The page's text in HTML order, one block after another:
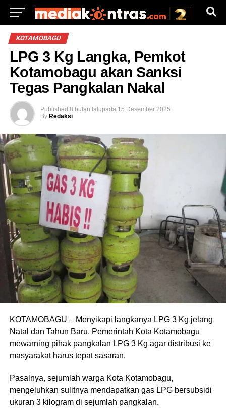
KOTAMOBAGU
LPG 3 Kg Langka, Pemkot
Kotamobagu akan Sanksi
Tegas Pangkalan Nakal
Published 8 bulan lalupada 15 Desember 2025
By Redaksi
KOTAMOBAGU – Menyikapi langkanya LPG 3 Kg jelang
Natal dan Tahun Baru, Pemerintah Kota Kotamobagu
mewarning pihak pangkalan LPG 3 Kg agar distribusi ke
masyarakat harus tepat sasaran.
Pasalnya, sejumlah warga Kota Kotamobagu,
mengeluhkan sulitnya mendapatkan gas LPG bersubsidi
ukuran 3 kilogram di sejumlah pangkalan.